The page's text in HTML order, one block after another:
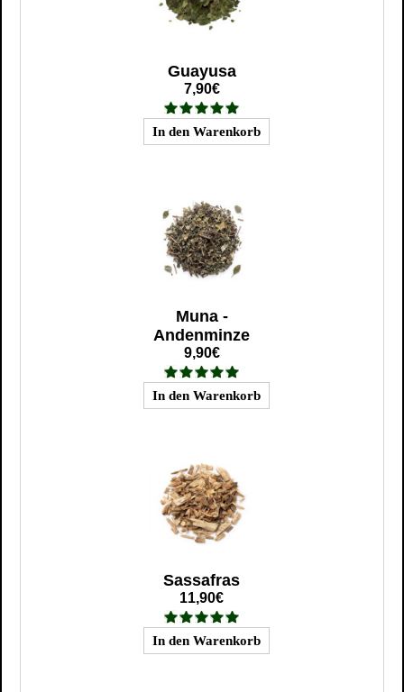
Guayusa
7,90€
Muna -
Andenminze
9,90€
Sassafras
11,90€